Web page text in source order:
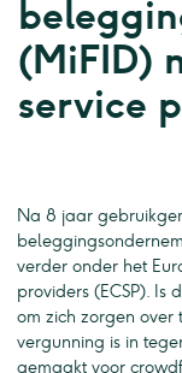
(MiFID)
service
Na 8 jaar
verder onder het
providers (ECSP). Is
om zich zorgen over
vergunning is in
gemaakt voor